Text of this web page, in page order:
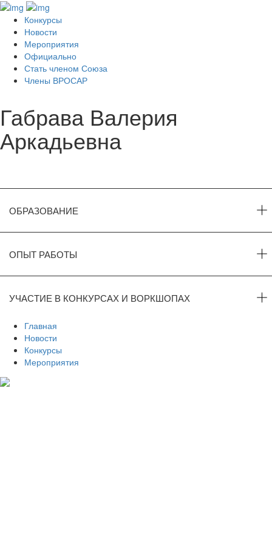
Конкурсы
Новости
Мероприятия
Официально
Стать членом Союза
Члены ВРОСАР
Габрава Валерия
Аркадьевна
ОБРАЗОВАНИЕ
ОПЫТ РАБОТЫ
УЧАСТИЕ В КОНКУРСАХ И ВОРКШОПАХ
Главная
Новости
Конкурсы
Мероприятия